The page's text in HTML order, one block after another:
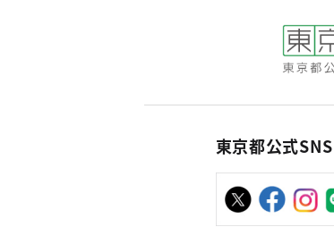
東京都公式SNS